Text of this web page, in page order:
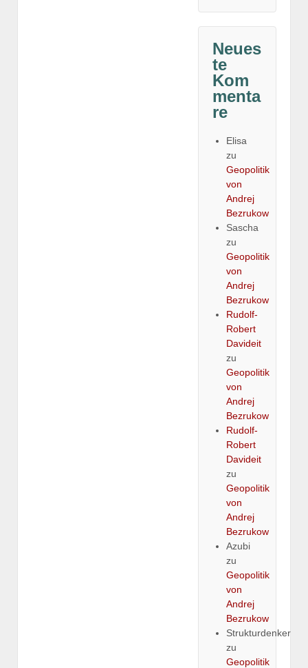
Neues
te
Kom
menta
re
Elisa
zu
Geopolitik
von
Andrej
Bezrukow
Sascha
zu
Geopolitik
von
Andrej
Bezrukow
Rudolf-
Robert
Davideit
zu
Geopolitik
von
Andrej
Bezrukow
Rudolf-
Robert
Davideit
zu
Geopolitik
von
Andrej
Bezrukow
Azubi
zu
Geopolitik
von
Andrej
Bezrukow
Strukturdenker
zu
Geopolitik